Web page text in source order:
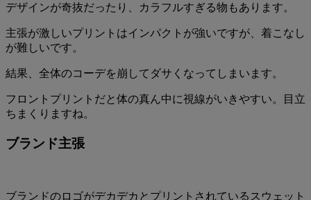
デザインが奇抜だったり、カラフルすぎる物もあります。
主張が激しいプリントはインパクトが強いですが、着こなし
が難しいです。
結果、全体のコーデを崩してダサくなってしまいます。
フロントプリントだと体の真ん中に視線がいきやすい。目立
ちまくりますね。
ブランド主張
ブランドのロゴがデカデカとプリントされているスウェット